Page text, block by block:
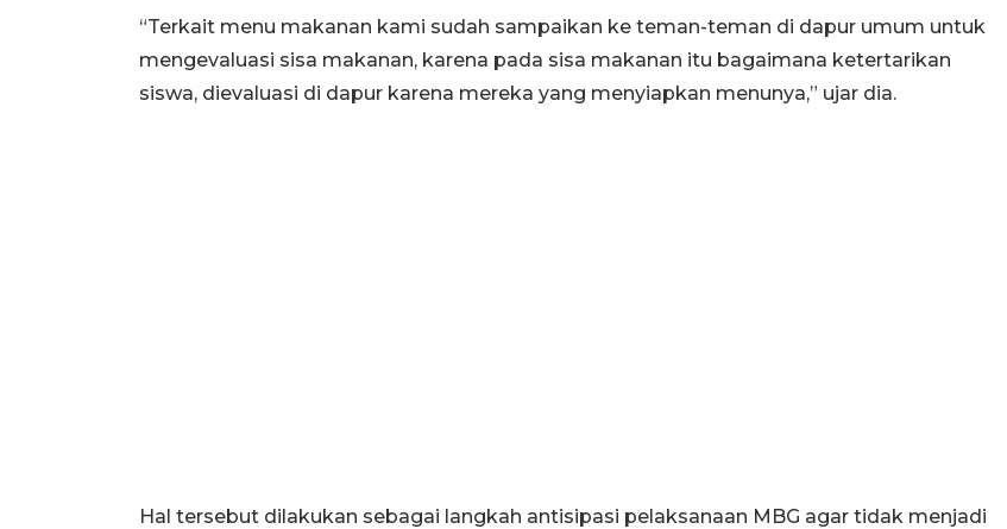
“Terkait menu makanan kami sudah sampaikan ke teman-teman di dapur umum untuk
mengevaluasi sisa makanan, karena pada sisa makanan itu bagaimana ketertarikan
siswa, dievaluasi di dapur karena mereka yang menyiapkan menunya,” ujar dia.
Hal tersebut dilakukan sebagai langkah antisipasi pelaksanaan MBG agar tidak menjadi